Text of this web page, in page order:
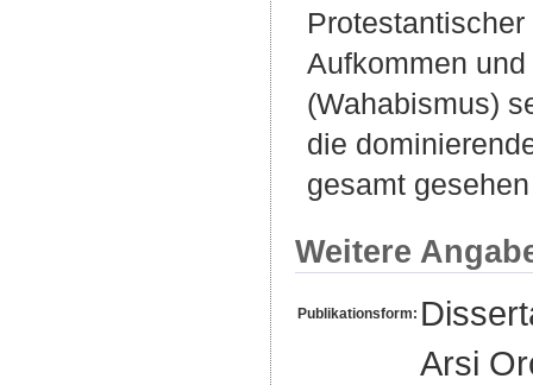
Aufkommen
(Wahabismus)
die
gesamt
Weitere
Publikationsform:
Arsi